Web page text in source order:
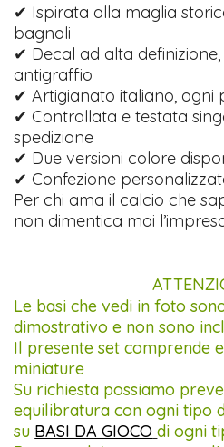
✔ Ispirata alla maglia
bagnoli
✔ Decal ad alta
antigraffio
✔ Artigianato italiano, ogni
✔ Controllata e testata
spedizione
✔ Due versioni colore
✔ Confezione
Per chi ama il calcio che
non dimentica mai
Le basi che vedi in foto
dimostrativo e non sono
Il presente set comprende
miniature
Su richiesta possiamo
equilibratura con ogni tipo
su BASI DA GIOCO di ogni